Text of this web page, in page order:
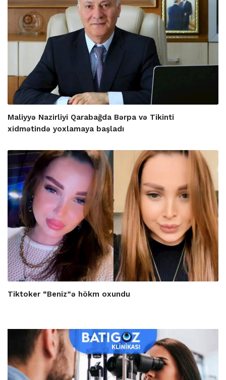
Maliyyə Nazirliyi Qarabağda Bərpa və Tikinti
xidmətində yoxlamaya başladı
Tiktoker “Beniz”ə hökm oxundu